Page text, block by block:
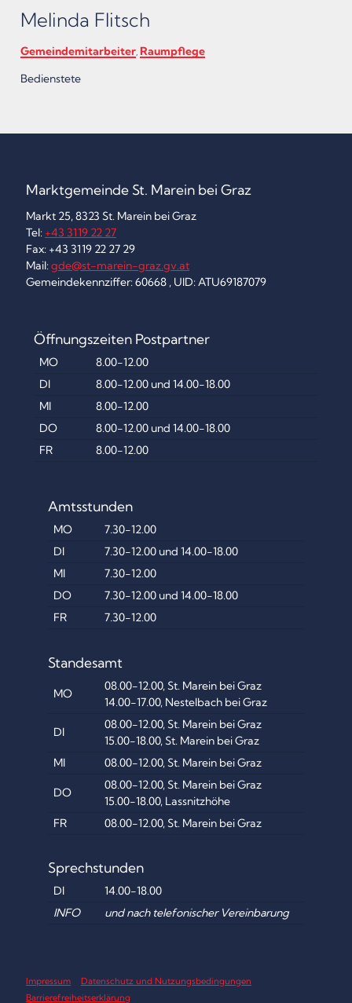
Melinda Flitsch
Gemeindemitarbeiter, Raumpflege
Bedienstete
Marktgemeinde St. Marein bei Graz
Markt 25, 8323 St. Marein bei Graz
Tel: +43 3119 22 27
Fax: +43 3119 22 27 29
Mail:gde@st-marein-graz.gv.at
Gemeindekennziffer: 60668 , UID: ATU69187079
Öffnungszeiten Postpartner
MO
8.00-12.00
DI
8.00-12.00 und 14.00-18.00
MI
8.00-12.00
DO
8.00-12.00 und 14.00-18.00
FR
8.00-12.00
Amtsstunden
MO
7.30-12.00
DI
7.30-12.00 und 14.00-18.00
MI
7.30-12.00
DO
7.30-12.00 und 14.00-18.00
FR
7.30-12.00
Standesamt
MO
08.00-12.00, St. Marein bei Graz
14.00-17.00, Nestelbach bei Graz
DI
08.00-12.00, St. Marein bei Graz
15.00-18.00, St. Marein bei Graz
MI
08.00-12.00, St. Marein bei Graz
DO
08.00-12.00, St. Marein bei Graz
15.00-18.00, Lassnitzhöhe
FR
08.00-12.00, St. Marein bei Graz
Sprechstunden
DI
14.00-18.00
INFO
und nach telefonischer Vereinbarung
Impressum
Datenschutz und Nutzungsbedingungen
Barrierefreiheitserklärung